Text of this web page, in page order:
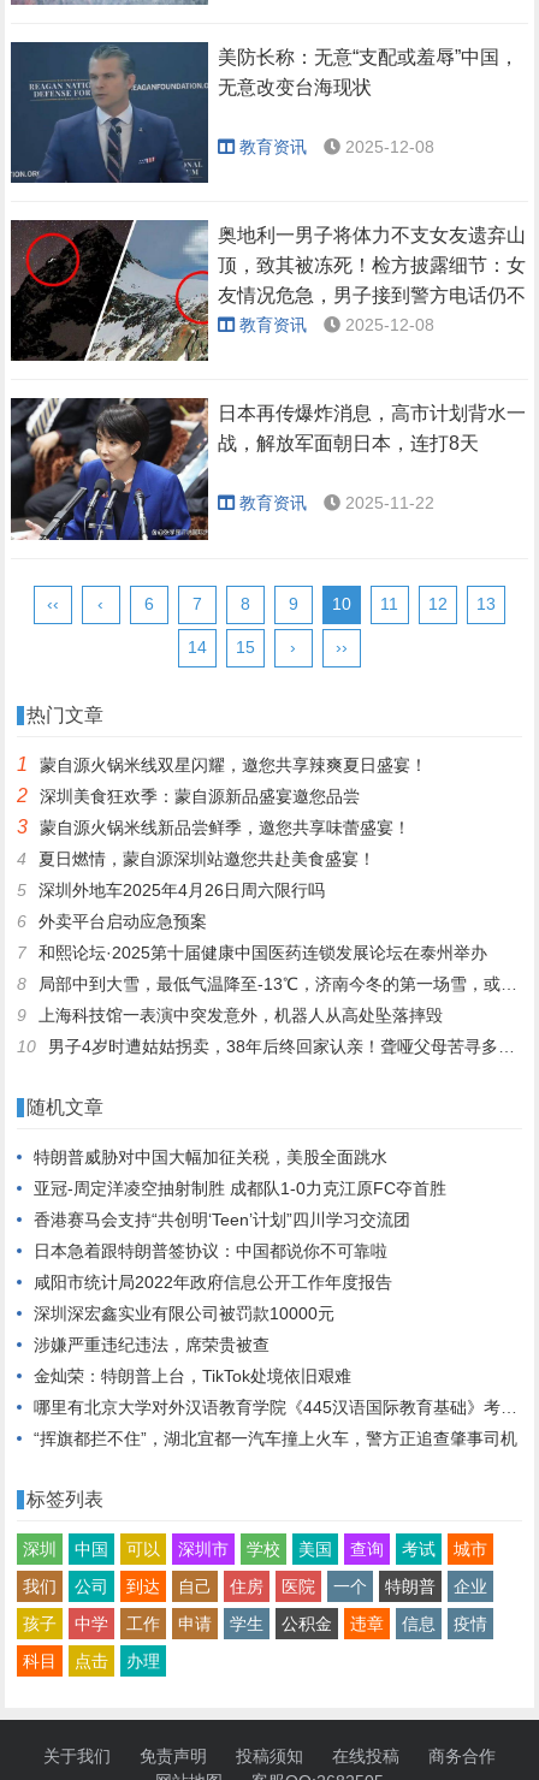
美防长称：无意“支配或羞辱”中国，
无意改变台海现状
教育资讯 2025-12-08
奥地利一男子将体力不支女友遗弃山
顶，致其被冻死！检方披露细节：女
友情况危急，男子接到警方电话仍不
求援教育资讯 2025-12-08
日本再传爆炸消息，高市计划背水一
战，解放军面朝日本，连打8天
教育资讯 2025-11-22
‹‹ ‹ 6 7 8 9 10 11 12 13
14 15 › ››
热门文章
1 蒙自源火锅米线双星闪耀，邀您共享辣爽夏日盛宴！
2 深圳美食狂欢季：蒙自源新品盛宴邀您品尝
3
蒙自源火锅米线新品尝鲜季，邀您共享味蕾盛宴！
4
夏日燃情，蒙自源深圳站邀您共赴美食盛宴！
5
深圳外地车2025年4月26日周六限行吗
6
外卖平台启动应急预案
7
和熙论坛·2025第十届健康中国医药连锁发展论坛在泰州举办
8
局部中到大雪，最低气温降至-13℃，济南今冬的第一场雪，或跟去年同一时间！
9
上海科技馆一表演中突发意外，机器人从高处坠落摔毁
10
男子4岁时遭姑姑拐卖，38年后终回家认亲！聋哑父母苦寻多年，母亲已抱憾离世丨红星寻人
随机文章
特朗普威胁对中国大幅加征关税，美股全面跳水
亚冠-周定洋凌空抽射制胜 成都队1-0力克江原FC夺首胜
香港赛马会支持“共创明‘Teen’计划”四川学习交流团
日本急着跟特朗普签协议：中国都说你不可靠啦
咸阳市统计局2022年政府信息公开工作年度报告
深圳深宏鑫实业有限公司被罚款10000元
涉嫌严重违纪违法，席荣贵被查
金灿荣：特朗普上台，TikTok处境依旧艰难
哪里有北京大学对外汉语教育学院《445汉语国际教育基础》考研真题讲解网课
“挥旗都拦不住”，湖北宜都一汽车撞上火车，警方正追查肇事司机
标签列表
深圳 中国 可以 深圳市 学校 美国 查询 考试
城市
我们
公司 到达 自己 住房 医院 一个 特朗普
企业
孩子
中学 工作 申请 学生 公积金 违章 信息
疫情
科目
点击 办理
关于我们 免责声明 投稿须知 在线投稿
商务合作